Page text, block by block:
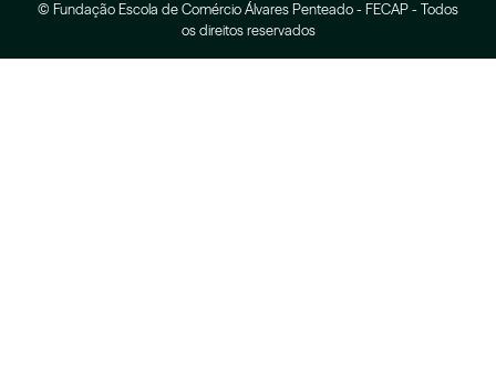
© Fundação Escola de Comércio Álvares Penteado - FECAP - Todos
os direitos reservados